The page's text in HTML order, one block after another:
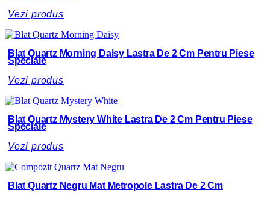
Vezi produs
Blat Quartz Morning Daisy Lastra De 2 Cm Pentru Piese
Speciale
Vezi produs
Blat Quartz Mystery White Lastra De 2 Cm Pentru Piese
Speciale
Vezi produs
Blat Quartz Negru Mat Metropole Lastra De 2 Cm